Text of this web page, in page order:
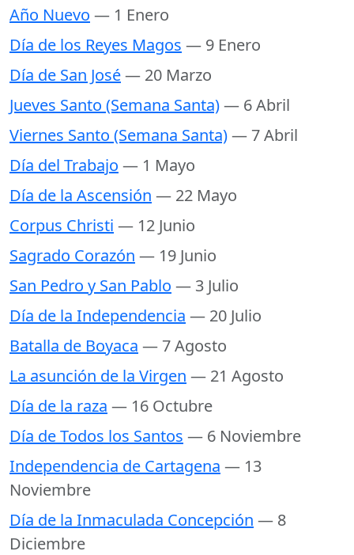
Año Nuevo — 1 Enero
Día de los Reyes Magos — 9 Enero
Día de San José— 20 Marzo
Jueves Santo (Semana Santa)— 6 Abril
Viernes Santo (Semana Santa)— 7 Abril
Día del Trabajo — 1 Mayo
Día de la Ascensión — 22 Mayo
Corpus Christi — 12 Junio
Sagrado Corazón — 19 Junio
San Pedro y San Pablo — 3 Julio
Día de la Independencia — 20 Julio
Batalla de Boyaca — 7 Agosto
La asunción de la Virgen — 21 Agosto
Día de la raza — 16 Octubre
Día de Todos los Santos — 6 Noviembre
Independencia de Cartagena — 13
Noviembre
Día de la Inmaculada Concepción — 8
Diciembre